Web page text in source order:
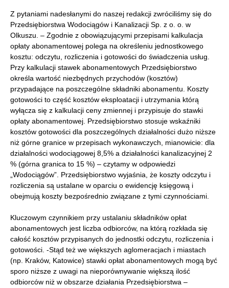
Z pytaniami nadesłanymi do naszej redakcji zwróciliśmy się do
Przedsiębiorstwa Wodociągów i Kanalizacji Sp. z o. o. w
Olkuszu. – Zgodnie z obowiązującymi przepisami kalkulacja
opłaty abonamentowej polega na określeniu jednostkowego
kosztu: odczytu, rozliczenia i gotowości do świadczenia usług.
Przy kalkulacji stawek abonamentowych Przedsiębiorstwo
określa wartość niezbędnych przychodów (kosztów)
przypadające na poszczególne składniki abonamentu. Koszty
gotowości to część kosztów eksploatacji i utrzymania którą
wyłącza się z kalkulacji ceny zmiennej i przypisuje do stawki
opłaty abonamentowej. Przedsiębiorstwo stosuje wskaźniki
kosztów gotowości dla poszczególnych działalności dużo niższe
niż górne granice w przepisach wykonawczych, mianowicie: dla
działalności wodociągowej 8,5% a działalności kanalizacyjnej 2
% (górna granica to 15 %) – czytamy w odpowiedzi
„Wodociągów”. Przedsiębiorstwo wyjaśnia, że koszty odczytu i
rozliczenia są ustalane w oparciu o ewidencję księgową i
obejmują koszty bezpośrednio związane z tymi czynnościami.
Kluczowym czynnikiem przy ustalaniu składników opłat
abonamentowych jest liczba odbiorców, na którą rozkłada się
całość kosztów przypisanych do jednostki odczytu, rozliczenia i
gotowości. -Stąd też we większych aglomeracjach i miastach
(np. Kraków, Katowice) stawki opłat abonamentowych mogą być
sporo niższe z uwagi na nieporównywanie większą ilość
odbiorców niż w obszarze działania Przedsiębiorstwa –